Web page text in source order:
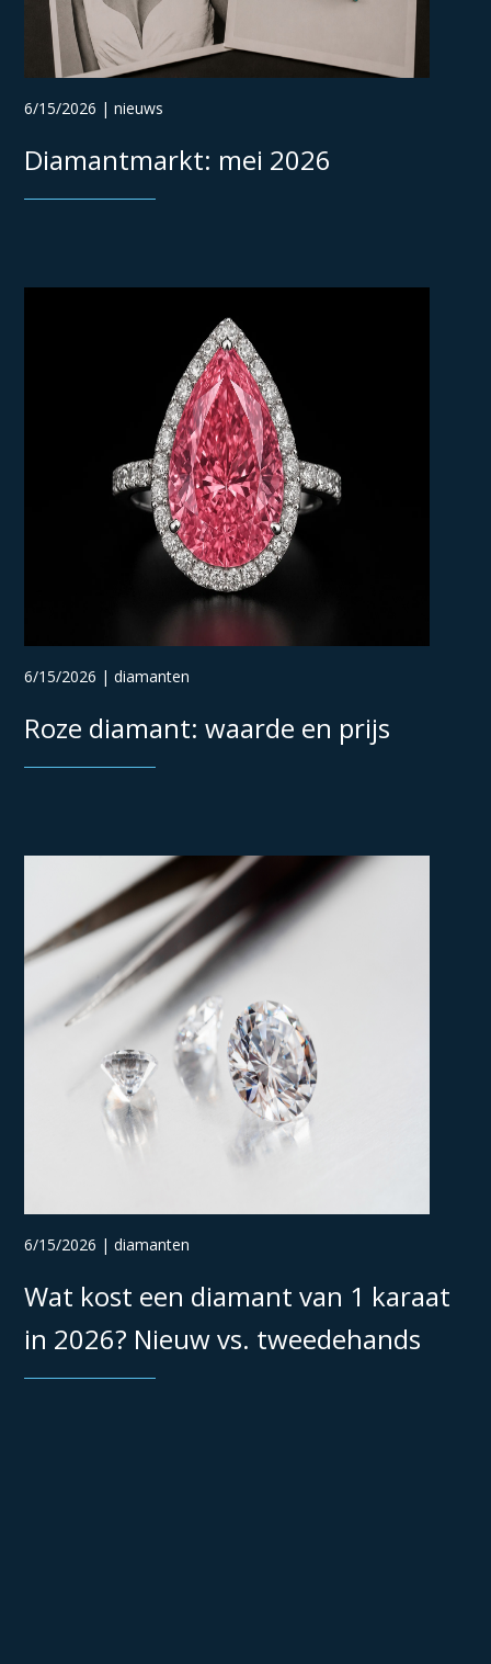
6/15/2026 | nieuws
Diamantmarkt: mei 2026
6/15/2026 | diamanten
Roze diamant: waarde en prijs
6/15/2026 | diamanten
Wat kost een diamant van 1 karaat
in 2026? Nieuw vs. tweedehands